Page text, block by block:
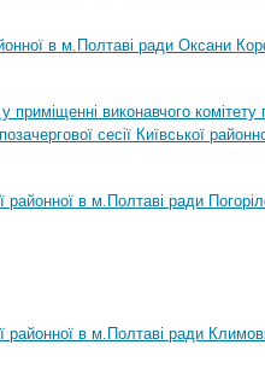
в м.Полтаві ради Оксани
приміщенні виконавчого
сесії Київської
районної в м.Полтаві ради
районної в м.Полтаві ради